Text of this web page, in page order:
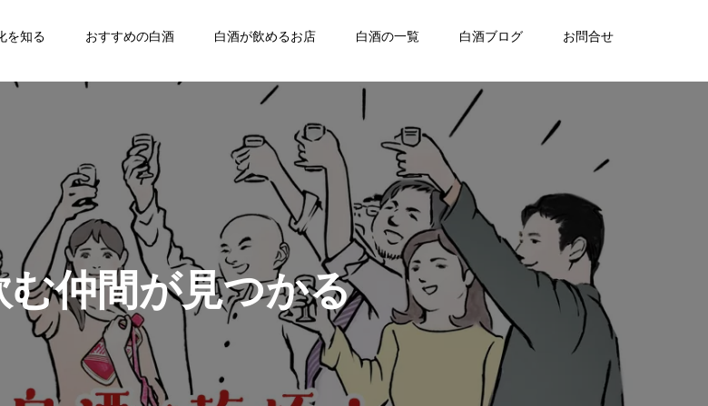
を知る おすすめの白酒 白酒が飲めるお店 白酒の一覧 白酒ブログ お問合せ
む仲間が見つかる